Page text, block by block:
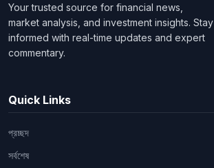
Your trusted source for financial news,
market analysis, and investment insights. Stay
informed with real-time updates and expert
commentary.
Quick Links
প্রচ্ছদ
সর্বশেষ